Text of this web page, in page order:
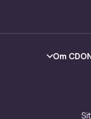
Om
Jobbe